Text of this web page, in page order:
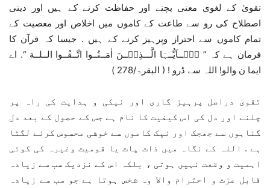
تقویٰ کے لغوی معنی بچنے اور حفاظت کرنے کے ہیں اور دینی
اصطلاح کی رو سے طاعت کے کاموں میں اخلاص اور معصیت کے
تمام کاموں سے احتراز وپرہیز کرنے کے ہیں . جیسا کہ قرآن کا
فرمان ہے کہ ” یٰۤــاَیُّــہَا الَّـــذِیۡــنَ اٰمَــنُــوا اتَّــقُــوا الــلــهَ “. اے
ایما ن والو! اللہ سے ڈرو ! ( البقرۃ/278 )
تقویٰ دراصل پرہیز گاری اور نیکی و ہدایت کی راہ پر
چلنے اور دل کی اس کیفیت کا نام ہے جس کے حصول کے بعد دل
گناہوں سے جھجک اور نیک کاموں سے خوشی محسوس کرنے لگتا
ہے . اللہ کے نگاہ میں ذات پات یا قومیت وغیرہ کی کوئی
اہمیت و وقعت نہیں ہوتی ، بلکہ اس کے نزدیک سب سے زیادہ
قابل عزت و احترام والا وہ شخص ہوتا ہے جو سب سے زیادہ